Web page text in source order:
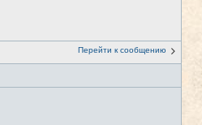
Перейти к сообщению